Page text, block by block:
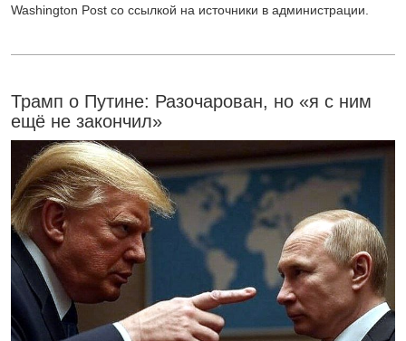
Washington Post со ссылкой на источники в администрации.
Трамп о Путине: Разочарован, но «я с ним
ещё не закончил»